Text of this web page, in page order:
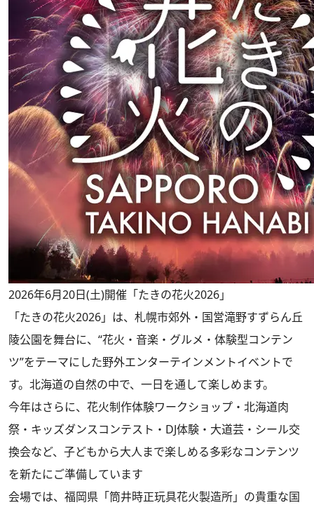
2026年6月20日(土)開催「たきの花火2026」
「たきの花火2026」は、札幌市郊外・国営滝野すずらん丘
陵公園を舞台に、“花火・音楽・グルメ・体験型コンテン
ツ”をテーマにした野外エンターテインメントイベントで
す。北海道の自然の中で、一日を通して楽しめます。
今年はさらに、花火制作体験ワークショップ・北海道肉
祭・キッズダンスコンテスト・DJ体験・大道芸・シール交
換会など、子どもから大人まで楽しめる多彩なコンテンツ
を新たにご準備しています
会場では、福岡県「筒井時正玩具花火製造所」の貴重な国